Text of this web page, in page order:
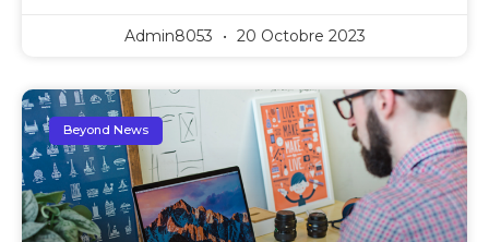
Admin8053 20 Octobre 2023
Beyond News